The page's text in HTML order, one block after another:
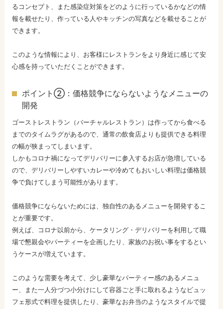
るコンセプト、また感染症対策をどのように行っているかなどの情
報を載せたり、作っている人やキッチンの写真などを載せることが
できます。
このような情報により、お客様にレストランをより身近に感じて安
心感を持っていただくことができます。
ポイント②：価格競争にならないようなメニューの
開発
ゴーストレストラン（バーチャルレストラン）は作ってから食べる
までのタイムラグがあるので、通常の飲食店よりも提供できる料理
の幅が狭まってしまいます。
しかもコロナ禍になってデリバリーに参入するお店が急増している
ので、デリバリーしやすいカレーや冷めてもおいしい料理は価格競
争で負けてしまう可能性があります。
価格競争にならないためには、独自性のあるメニューを開発するこ
とが重要です。
例えば、コロナ以前から、ケータリング・デリバリーを利用して職
場で懇親会やパーティーを企画したり、家族のお祝い事をするとい
うケースが増えています。
このような需要を考えて、少し豪華なパーティー感のあるメニュ
ー、また一人分づつ小分けにして容器ごと手に取れるようなビュッ
フェ形式で料理を提供したり、豪華なお弁当のようなスタイルで提